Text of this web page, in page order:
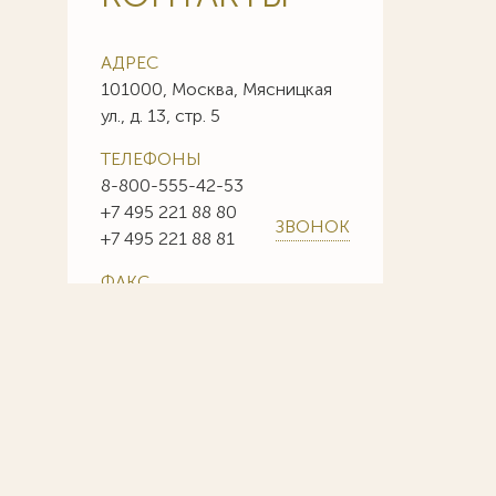
АДРЕС
101000, Москва, Мясницкая
ул., д. 13, стр. 5
ТЕЛЕФОНЫ
8-800-555-42-53
+7 495 221 88 80
+7 495 221 88 81
ЗВОНОК
ФАКС